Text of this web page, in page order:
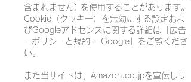
含まれません) を使用することがあります。
Cookie（クッキー）を無効にする設定およ
びGoogleアドセンスに関する詳細は「広告
– ポリシーと規約 – Google」をご覧くださ
い。
また当サイトは、Amazon.co.jpを宣伝しリ